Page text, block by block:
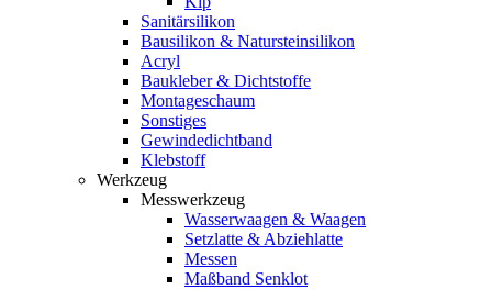
Sanitärsilikon
Bausilikon & Natursteinsilikon
Acryl
Baukleber & Dichtstoffe
Montageschaum
Sonstiges
Gewindedichtband
Klebstoff
Werkzeug
Messwerkzeug
Wasserwaagen & Waagen
Setzlatte & Abziehlatte
Messen
Maßband Senklot